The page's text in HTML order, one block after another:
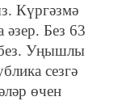
Күргәзмә
әзер. Без 63
Уңышлы
сезгә
өчен